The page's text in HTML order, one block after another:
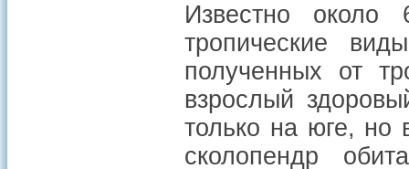
Известно
тропические
полученных от
взрослый
только на юге, но
сколопендр